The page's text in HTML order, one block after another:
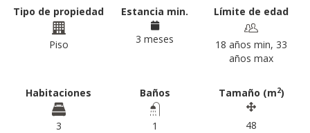
Tipo de propiedad
Piso
Estancia min.
3 meses
Límite de edad
18 años min, 33
años max
Habitaciones
3
Baños
1
Tamaño (m2)
48